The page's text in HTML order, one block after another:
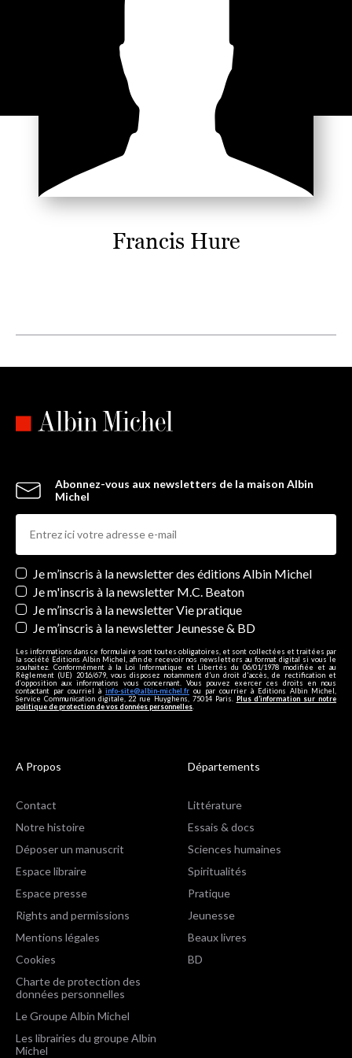
Francis Hure
Abonnez-vous aux newsletters de la maison Albin
Michel
Newsletters
Je m’inscris à la newsletter des éditions Albin Michel
Je m'inscris à la newsletter M.C. Beaton
Je m’inscris à la newsletter Vie pratique
Je m’inscris à la newsletter Jeunesse & BD
Les informations dans ce formulaire sont toutes obligatoires, et sont collectées et traitées par
la société Editions Albin Michel, afin de recevoir nos newsletters au format digital si vous le
souhaitez. Conformément à la Loi Informatique et Libertés du 06/01/1978 modifiée et au
Règlement (UE) 2016/679, vous disposez notamment d'un droit d'accès, de rectification et
d’opposition aux informations vous concernant. Vous pouvez exercer ces droits en nous
contactant par courriel à info-site@albin-michel.fr ou par courrier à Editions Albin Michel,
Service Communication digitale, 22 rue Huyghens, 75014 Paris. Plus d’information sur notre
politique de protection de vos données personnelles
A Propos
Contact
Notre histoire
Déposer un manuscrit
Espace libraire
Espace presse
Rights and permissions
Mentions légales
Cookies
Charte de protection des
données personnelles
Le Groupe Albin Michel
Les librairies du groupe Albin
Michel
Départements
Littérature
Essais & docs
Sciences humaines
Spiritualités
Pratique
Jeunesse
Beaux livres
BD